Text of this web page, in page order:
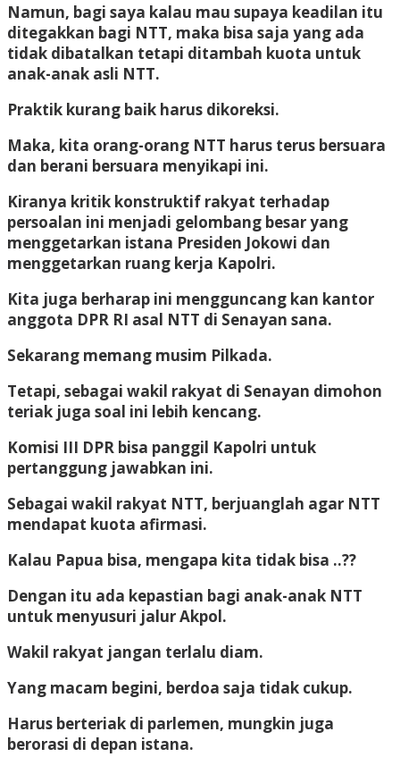
Namun, bagi saya kalau mau supaya keadilan itu
ditegakkan bagi NTT, maka bisa saja yang ada
tidak dibatalkan tetapi ditambah kuota untuk
anak-anak asli NTT.
Praktik kurang baik harus dikoreksi.
Maka, kita orang-orang NTT harus terus bersuara
dan berani bersuara menyikapi ini.
Kiranya kritik konstruktif rakyat terhadap
persoalan ini menjadi gelombang besar yang
menggetarkan istana Presiden Jokowi dan
menggetarkan ruang kerja Kapolri.
Kita juga berharap ini mengguncang kan kantor
anggota DPR RI asal NTT di Senayan sana.
Sekarang memang musim Pilkada.
Tetapi, sebagai wakil rakyat di Senayan dimohon
teriak juga soal ini lebih kencang.
Komisi III DPR bisa panggil Kapolri untuk
pertanggung jawabkan ini.
Sebagai wakil rakyat NTT, berjuanglah agar NTT
mendapat kuota afirmasi.
Kalau Papua bisa, mengapa kita tidak bisa ..??
Dengan itu ada kepastian bagi anak-anak NTT
untuk menyusuri jalur Akpol.
Wakil rakyat jangan terlalu diam.
Yang macam begini, berdoa saja tidak cukup.
Harus berteriak di parlemen, mungkin juga
berorasi di depan istana.